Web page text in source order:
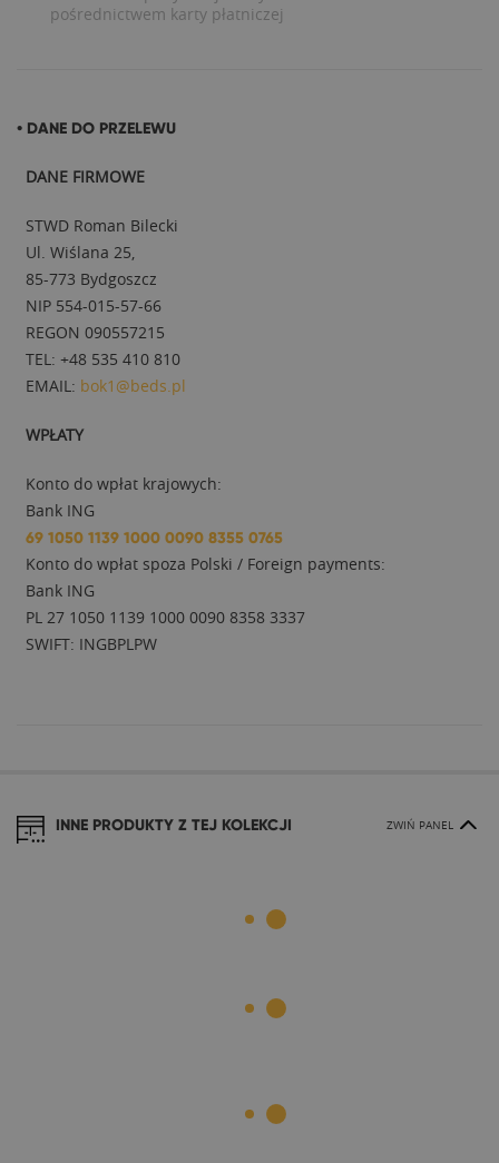
pośrednictwem karty płatniczej
• DANE DO PRZELEWU
DANE FIRMOWE
STWD Roman Bilecki
Ul. Wiślana 25,
85-773 Bydgoszcz
NIP 554-015-57-66
REGON 090557215
TEL: +48 535 410 810
EMAIL: bok1@beds.pl
WPŁATY
Konto do wpłat krajowych:
Bank ING
69 1050 1139 1000 0090 8355 0765
Konto do wpłat spoza Polski / Foreign payments:
Bank ING
PL 27 1050 1139 1000 0090 8358 3337
SWIFT: INGBPLPW
INNE PRODUKTY Z TEJ KOLEKCJI ZWIŃ PANEL